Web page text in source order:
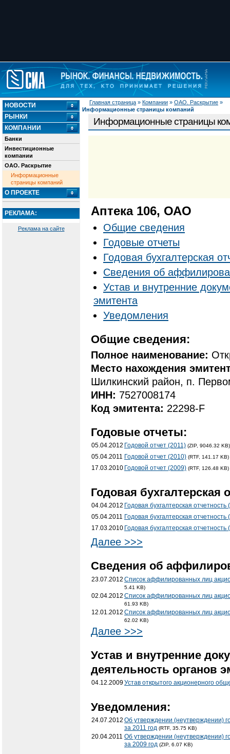
Главная страница » Компании » ОАО. Раскрытие »
Информационные страницы компаний
НОВОСТИ
РЫНКИ
КОМПАНИИ
Банки
Инвестиционные
компании
ОАО. Раскрытие
Информационные
страницы компаний
О ПРОЕКТЕ
РЕКЛАМА:
Реклама на сайте
Информационные страницы
Аптека 106, ОАО
Общие сведения
Годовые отчеты
Годовая бухгалтерская
Cведения об
Устав и внутренние
эмитента
Уведомления
Общие сведения:
Полное наименование:
Место нахождения
Шилкинский район, п.
ИНН: 7527008174
Код эмитента: 22298-F
Годовые отчеты:
05.04.2012 Годовой отчет (2011) (ZIP, 9046.32 KB)
05.04.2011 Годовой отчет (2010) (RTF, 141.17 KB)
17.03.2010 Годовой отчет (2009) (RTF, 126.48 KB)
Годовая бухгалтерская
04.04.2012 Годовая бухгалтерская отчетность
05.04.2011 Годовая бухгалтерская отчетность
17.03.2010 Годовая бухгалтерская отчетность
Далее >>>
Cведения об
23.07.2012 Список аффилированных лиц
5.41 KB)
02.04.2012 Список аффилированных лиц
61.93 KB)
12.01.2012 Список аффилированных лиц
62.02 KB)
Далее >>>
Устав и внутренние
деятельность органов
04.12.2009Устав открытого акционерного
Уведомления:
24.07.2012 Об утверждении (неутверждении)
за 2011 год (RTF, 35.75 KB)
20.04.2011 Об утверждении (неутверждении)
за 2009 год (ZIP, 6.07 KB)